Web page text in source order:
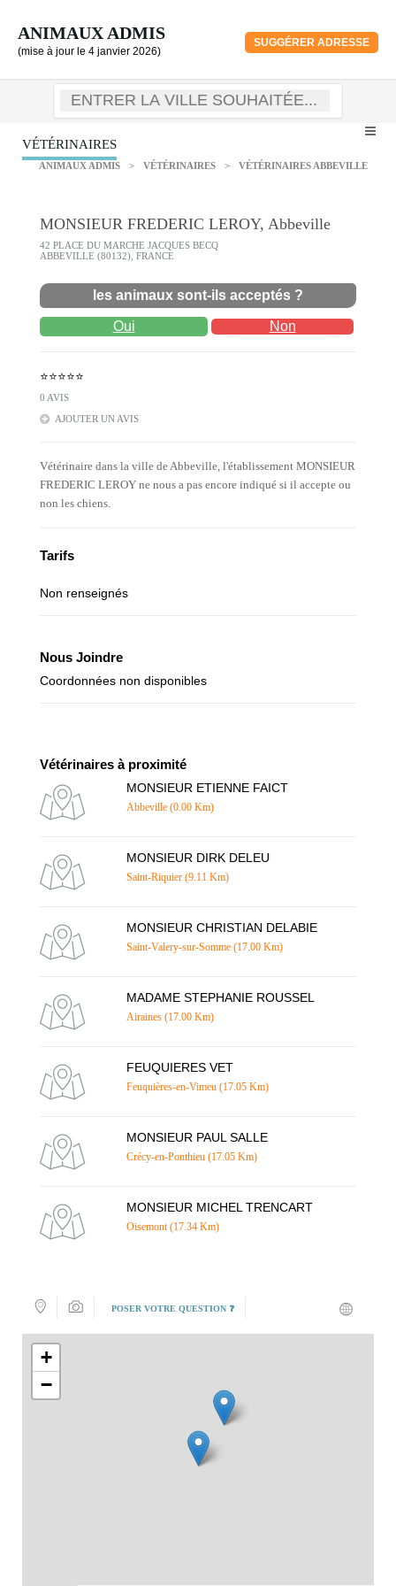
ANIMAUX ADMIS
(mise à jour le 4 janvier 2026)
SUGGÉRER ADRESSE
VÉTÉRINAIRES
ANIMAUX ADMIS > VÉTÉRINAIRES > VÉTÉRINAIRES ABBEVILLE
MONSIEUR FREDERIC LEROY, Abbeville
42 PLACE DU MARCHE JACQUES BECQ
ABBEVILLE (80132), FRANCE
les animaux sont-ils acceptés ?
Oui Non
⭐⭐⭐⭐⭐
0 AVIS
AJOUTER UN AVIS
Vétérinaire dans la ville de Abbeville, l'établissement MONSIEUR
FREDERIC LEROY ne nous a pas encore indiqué si il accepte ou
non les chiens.
Tarifs
Non renseignés
Nous Joindre
Coordonnées non disponibles
Vétérinaires à proximité
MONSIEUR ETIENNE FAICT
Abbeville (0.00 Km)
MONSIEUR DIRK DELEU
Saint-Riquier (9.11 Km)
MONSIEUR CHRISTIAN DELABIE
Saint-Valery-sur-Somme (17.00 Km)
MADAME STEPHANIE ROUSSEL
Airaines (17.00 Km)
FEUQUIERES VET
Feuquières-en-Vimeu (17.05 Km)
MONSIEUR PAUL SALLE
Crécy-en-Ponthieu (17.05 Km)
MONSIEUR MICHEL TRENCART
Oisemont (17.34 Km)
POSER VOTRE QUESTION ❓
+
−